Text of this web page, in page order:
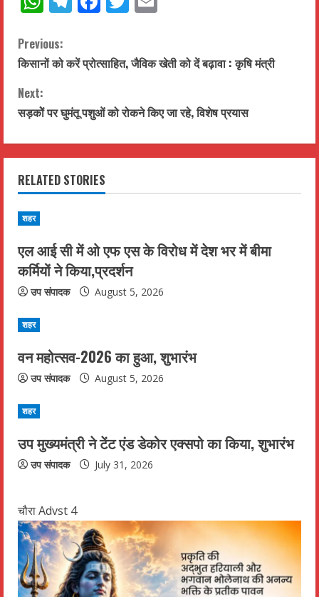
C
o
n
t
i
n
u
e
R
e
a
d
i
n
g
Previous:
किसानों को करें प्रोत्साहित, जैविक खेती को दें बढ़ावा : कृषि मंत्री
Next:
सड़कोें पर घुमंतू पशुओं को रोकने किए जा रहे, विशेष प्रयास
RELATED STORIES
शहर
एल आई सी में ओ एफ एस के विरोध में देश भर में बीमा
कर्मियों ने किया,प्रदर्शन
उप संपादक August 5, 2026
शहर
वन महोत्सव-2026 का हुआ, शुभारंभ
उप संपादक August 5, 2026
शहर
उप मुख्यमंत्री ने टेंट एंड डेकोर एक्सपो का किया, शुभारंभ
उप संपादक July 31, 2026
चौरा Advst 4